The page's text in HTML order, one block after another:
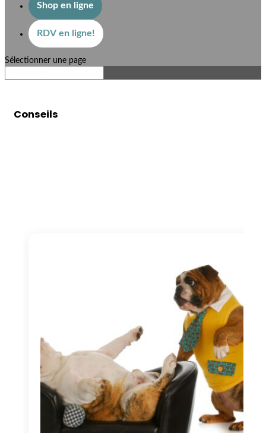
Shop en ligne
RDV en ligne!
Sélectionner une page
Conseils